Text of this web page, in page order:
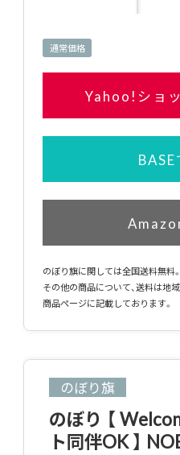
通常価格
Yahoo!ショ
のぼり旗に関しては全国送料無料。
その他の商品について、送料は地
商品ページに記載しております。
のぼり旗
のぼり 【
ト同伴OK 】